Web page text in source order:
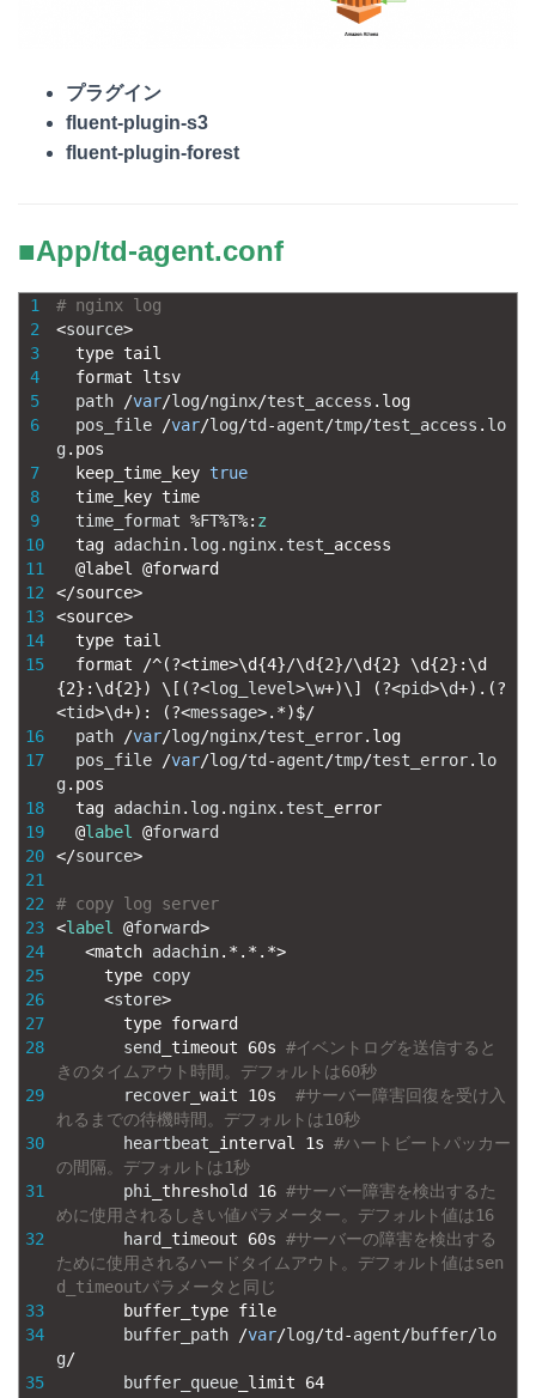
プラグイン
fluent-plugin-s3
fluent-plugin-forest
■App/td-agent.conf
1
2
3
4
5
6
7
8
9
10
11
12
13
14
15
16
17
18
19
20
21
22
23
24
25
26
27
28
29
30
31
32
33
34
35
# nginx log
<source>
type tail
format ltsv
path
/var/log/nginx/test_access . log
pos_file
/var/log/td-agent/tmp/test_access . lo
g . pos
keep_time_key true
time_key time
time_format %FT%T%: z
tag adachin. log . nginx. test
access
@label @forward
</source>
<source>
type tail
format
/^(?<time>\d{4}/\d{2}/\d{2} \d{2} : \d
{2} : \d{2}) \ [ (?<log_level>\w+)\ ] (?<pid>\d+) . (?
<tid>\d+) : (?<message>. *)$/
path
/var/log/nginx/test_error. log
pos_file
/var/log/td-agent/tmp/test_error. lo
g . pos
tag adachin. log . nginx. test
error
@label @forward
</source>
# copy log server
<label @forward>
<match adachin. * . * . *>
type copy
<store>
type forward
send
timeout 60s #イベントログを送信すると
きのタイムアウト時間。デフォルトは60秒
recover wait 10s
#サーバー障害回復を受け入
れるまでの待機時間。デフォルトは10秒
heartbeat
interval 1s #ハートビートパッカー
の間隔。デフォルトは1秒
phi
threshold 16 #サーバー障害を検出するた
めに使用されるしきい値パラメーター。デフォルト値は16
hard
timeout 60s #サーバーの障害を検出する
ために使用されるハードタイムアウト。デフォルト値はsen
d_timeoutパラメータと同じ
buffer_type file
buffer_path
/var/log/td-agent/buffer/lo
g/
buffer_queue limit
64